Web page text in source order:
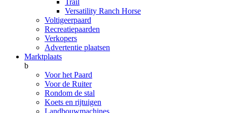
Trail
Versatility Ranch Horse
Voltigeerpaard
Recreatiepaarden
Verkopers
Advertentie plaatsen
Marktplaats
b
Voor het Paard
Voor de Ruiter
Rondom de stal
Koets en rijtuigen
Landbouwmachines